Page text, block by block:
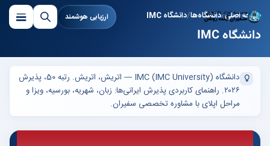
ارزیابی هوشمند صفحه اصلی دانشگاه‌ها دانشگاه IMC
دانشگاه IMC
دانشگاه IMC (IMC University) — اتریش، اتریش. رتبه 50، پذیرش
۲۰۲۶. راهنمای کاربردی پذیرش ایرانی‌ها: زبان، شهریه، بورسیه، ویزا و
مراحل اپلای با مشاوره تخصصی سفیران.